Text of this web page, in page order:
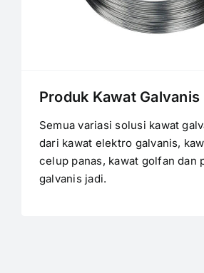
Produk Kawat Galvanis
Semua variasi solusi kawat
dari kawat elektro galvanis,
celup panas, kawat golfan dan
galvanis jadi.